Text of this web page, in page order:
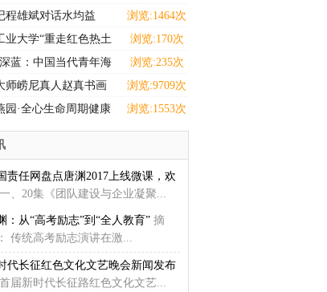
名医下沉惠
程雄斌对话水均益
码食养中小企
浏览:1464次
业大学“重走红色热土
调担当”实践
浏览:170次
蓝：中国当代青年海
主题设计巡展
浏览:235次
师崂尼真人赵真书画
收藏
浏览:9709次
园·全心生命周期健康
式启动:
浏览:1553次
责任网盘点唐渊2017上线微课，欢
一、20集《团队建设与企业凝聚...
：从“高考励志”到“全人教育” 摘
传统高考励志演讲在激...
代长征红色文化文艺晚会新闻发布
首届新时代长征路红色文化文艺...